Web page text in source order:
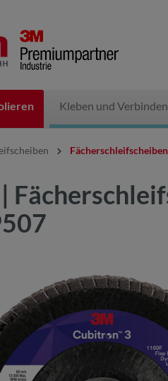
Kleben und Verbinden
Fächerschleifscheiben